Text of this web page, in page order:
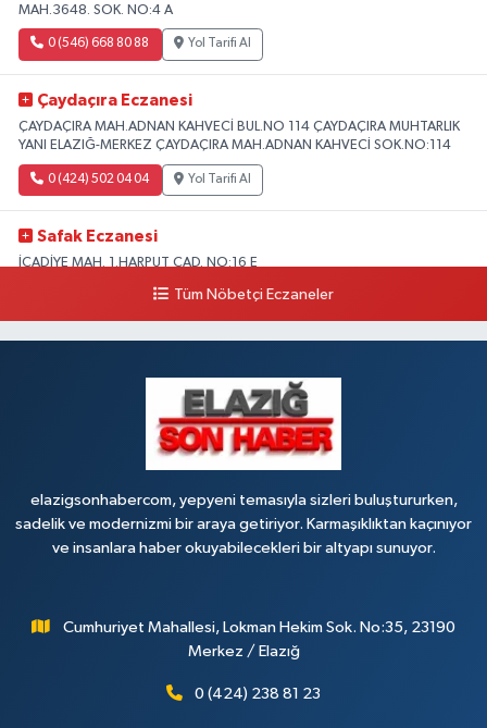
MAH.3648. SOK. NO:4 A
0 (546) 668 80 88 Yol Tarifi Al
Çaydaçıra Eczanesi
ÇAYDAÇIRA MAH.ADNAN KAHVECİ BUL.NO 114 ÇAYDAÇIRA MUHTARLIK
YANI ELAZIĞ-MERKEZ ÇAYDAÇIRA MAH.ADNAN KAHVECİ SOK.NO:114
0 (424) 502 04 04 Yol Tarifi Al
Safak Eczanesi
İCADİYE MAH. 1.HARPUT CAD. NO:16 E
Yol Tarifi Al
Üniversite Mahallesi, Yahya Kemal Caddesi, No:34 B Merkez Elazığ
Yol Tarifi Al
Fırat Eczanesi
YENİMAH. YUNUS EMRE BULVARI NO:51 B
0 (424) 212 40 11 Yol Tarifi Al
Yol Tarifi Al
Kovancılar Eczanesi
Tüm Nöbetçi Eczaneler
elazigsonhabercom, yepyeni temasıyla sizleri buluştururken,
sadelik ve modernizmi bir araya getiriyor. Karmaşıklıktan kaçınıyor
ve insanlara haber okuyabilecekleri bir altyapı sunuyor.
Cumhuriyet Mahallesi, Lokman Hekim Sok. No:35, 23190
Merkez / Elazığ
0 (424) 238 81 23